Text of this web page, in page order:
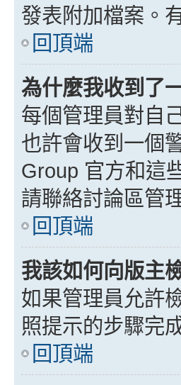
發表附加檔案。
回頂端
為什麼我收到了
每個管理員對自
也許會收到一個
Group 官方和這
請聯絡討論區管
回頂端
我該如何向版主
如果管理員允許
照提示的步驟完
回頂端